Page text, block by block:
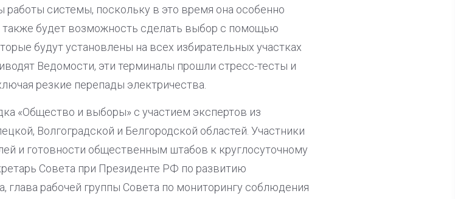
системы, поскольку в это время она особенно
также будет возможность сделать выбор с помощью
будут установлены на всех избирательных участках
Ведомости, эти терминалы прошли стресс-тесты и
резкие перепады электричества.
«Общество и выборы» с участием экспертов из
Волгоградской и Белгородской областей. Участники
и готовности общественным штабов к круглосуточному
Совета при Президенте РФ по развитию
глава рабочей группы Совета по мониторингу соблюдения